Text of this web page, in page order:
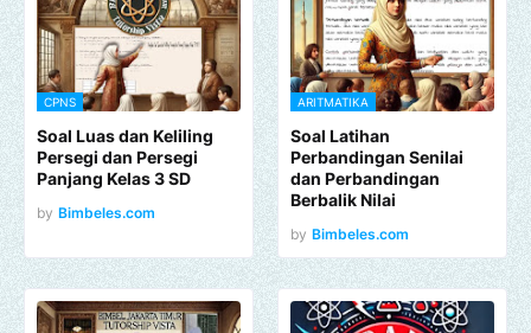
CPNS
Soal Luas dan Keliling
Persegi dan Persegi
Panjang Kelas 3 SD
by Bimbeles.com
ARITMATIKA
Soal Latihan
Perbandingan Senilai
dan Perbandingan
Berbalik Nilai
by Bimbeles.com